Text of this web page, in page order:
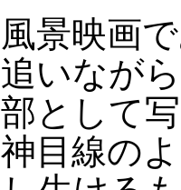
景映画
いなが
として
目線の